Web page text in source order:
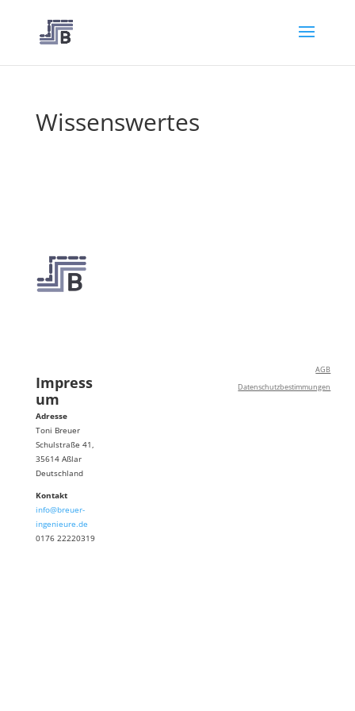
Wissenswertes
Impress
um
Adresse
Toni Breuer
Schulstraße 41,
35614 Aßlar
Deutschland
Kontakt
info@breuer-
ingenieure.de
0176 22220319
AGB
Datenschutzbestimmungen